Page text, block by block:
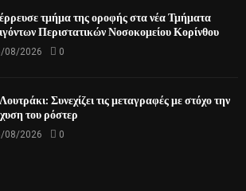
τμήμα της οροφής στα νέα Τμήματα
Περιστατικών Νοσοκομείου Κορίνθου
08/2026 0
Συνεχίζει τις μεταγραφές με στόχο την
του ρόστερ
08/2026 0